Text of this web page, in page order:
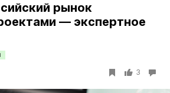
рынок
— экспертное
3